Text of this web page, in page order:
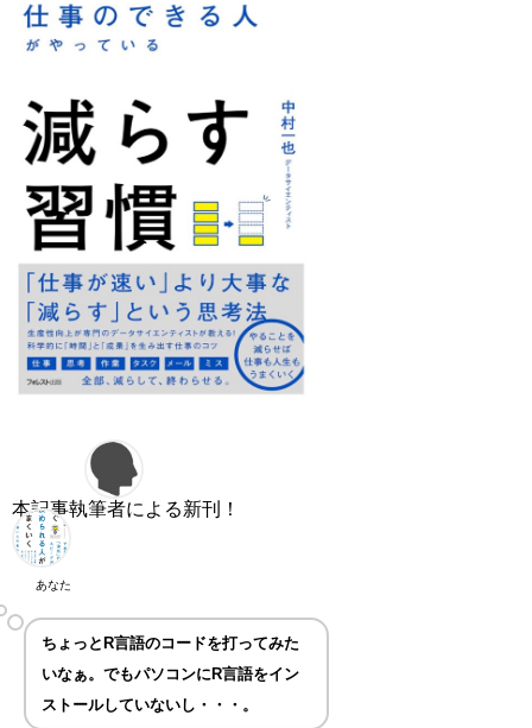
本記事執筆者による新刊！
あなた
ちょっとR言語のコードを打ってみた
いなぁ。でもパソコンにR言語をイン
ストールしていないし・・・。